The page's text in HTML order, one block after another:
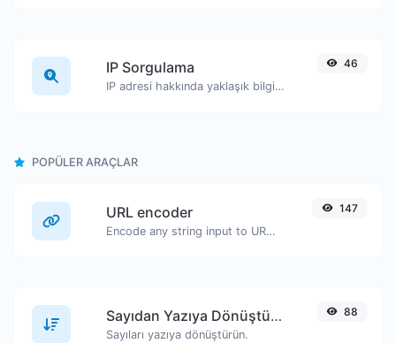
IP Sorgulama
IP adresi hakkında yaklaşık bilgiler edinin.
46
POPÜLER ARAÇLAR
URL encoder
Encode any string input to URL format.
147
Sayıdan Yazıya Dönüştürücü
Sayıları yazıya dönüştürün.
88